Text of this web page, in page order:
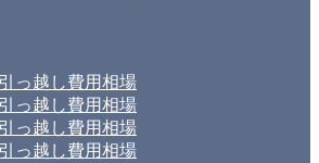
っ越し費用相場
っ越し費用相場
っ越し費用相場
っ越し費用相場